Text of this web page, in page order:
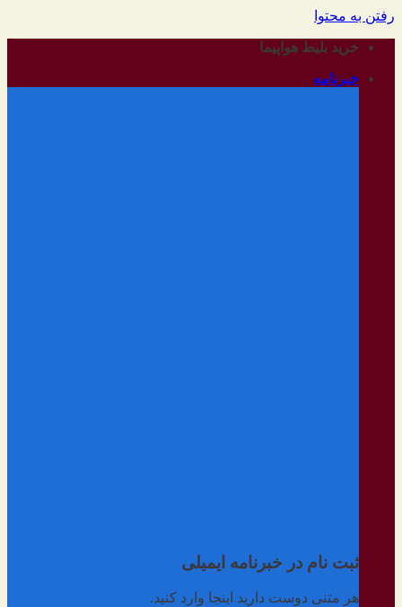
رفتن به محتوا
خرید بلیط هواپیما
خبرنامه
ثبت نام در خبرنامه ایمیلی
هر متنی دوست دارید اینجا وارد کنید.